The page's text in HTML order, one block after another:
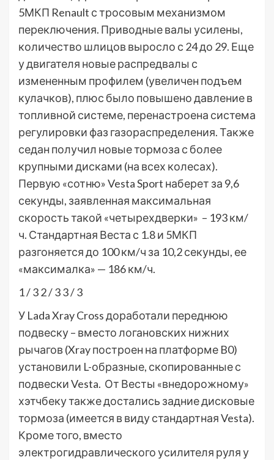
5МКП Renault с тросовым механизмом
переключения. Приводные валы усилены,
количество шлицов выросло с 24 до 29. Еще
у двигателя новые распредвалы с
измененным профилем (увеличен подъем
кулачков), плюс было повышено давление в
топливной системе, перенастроена система
регулировки фаз газораспределения. Также
седан получил новые тормоза с более
крупными дисками (на всех колесах).
Первую «сотню» Vesta Sport наберет за 9,6
секунды, заявленная максимальная
скорость такой «четырехдверки» – 193 км/
ч. Стандартная Веста с 1.8 и 5МКП
разгоняется до 100 км/ч за 10,2 секунды, ее
«максималка» — 186 км/ч.
1/ 32/ 33/ 3
У Lada Xray Cross доработали переднюю
подвеску – вместо логановских нижних
рычагов (Xray построен на платформе B0)
установили L-образные, скопированные с
подвески Vesta. От Весты «внедорожному»
хэтчбеку также достались задние дисковые
тормоза (имеется в виду стандартная Vesta).
Кроме того, вместо
электрогидравлического усилителя руля у